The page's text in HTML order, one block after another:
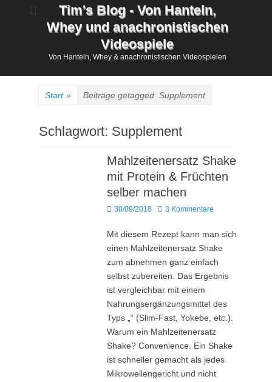
Tim's Blog - Von Hanteln,
Whey und anachronistischen
Videospiele
Von Hanteln, Whey & anachronistischen Videospielen
Start » Beiträge getagged Supplement
Schlagwort: Supplement
Mahlzeitenersatz Shake
mit Protein & Früchten
selber machen
Posted
30/09/2018 3 Kommentare
Mit diesem Rezept kann man sich
einen Mahlzeitenersatz Shake
zum abnehmen ganz einfach
selbst zubereiten. Das Ergebnis
ist vergleichbar mit einem
Nahrungsergänzungsmittel des
Typs „“ (Slim-Fast, Yokebe, etc.).
Warum ein Mahlzeitenersatz
Shake? Convenience. Ein Shake
ist schneller gemacht als jedes
Mikrowellengericht und nicht